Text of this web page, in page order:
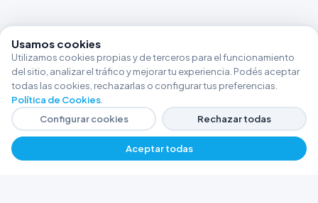
$ 2102,31 + Agregar
Usamos cookies
Utilizamos cookies propias y de terceros para el funcionamiento
del sitio, analizar el tráfico y mejorar tu experiencia. Podés aceptar
todas las cookies, rechazarlas o configurar tus preferencias.
Política de Cookies
Configurar cookies
Rechazar todas
Aceptar todas